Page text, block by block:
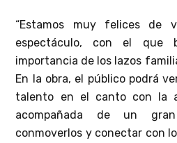
“Estamos muy felices de
espectáculo, con el que
importancia de los lazos
En la obra, el público podrá
talento en el canto con la
acompañada de un gran
conmoverlos y conectar con